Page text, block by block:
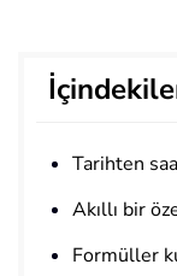
Tarihten
Akıllı bir
Formüller